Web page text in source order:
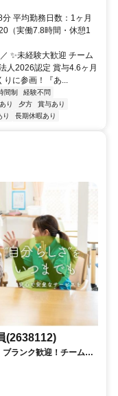
平均勤務日数：1ヶ月
（実働7.8時間・休憩1
✨未経験大歓迎 チーム
人2026認定 賞与4.6ヶ月
りに参画！『あ...
間制
経験不問
り 夕方
賞与あり
り 長期休暇あり
(2638112)
ランク歓迎！チームで